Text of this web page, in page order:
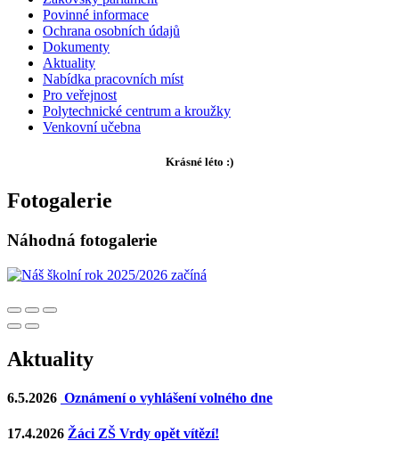
Povinné informace
Ochrana osobních údajů
Dokumenty
Aktuality
Nabídka pracovních míst
Pro veřejnost
Polytechnické centrum a kroužky
Venkovní učebna
Krásné léto :)
Fotogalerie
Náhodná fotogalerie
Aktuality
6.5.2026 Oznámení o vyhlášení volného dne
17.4.2026 Žáci ZŠ Vrdy opět vítězí!